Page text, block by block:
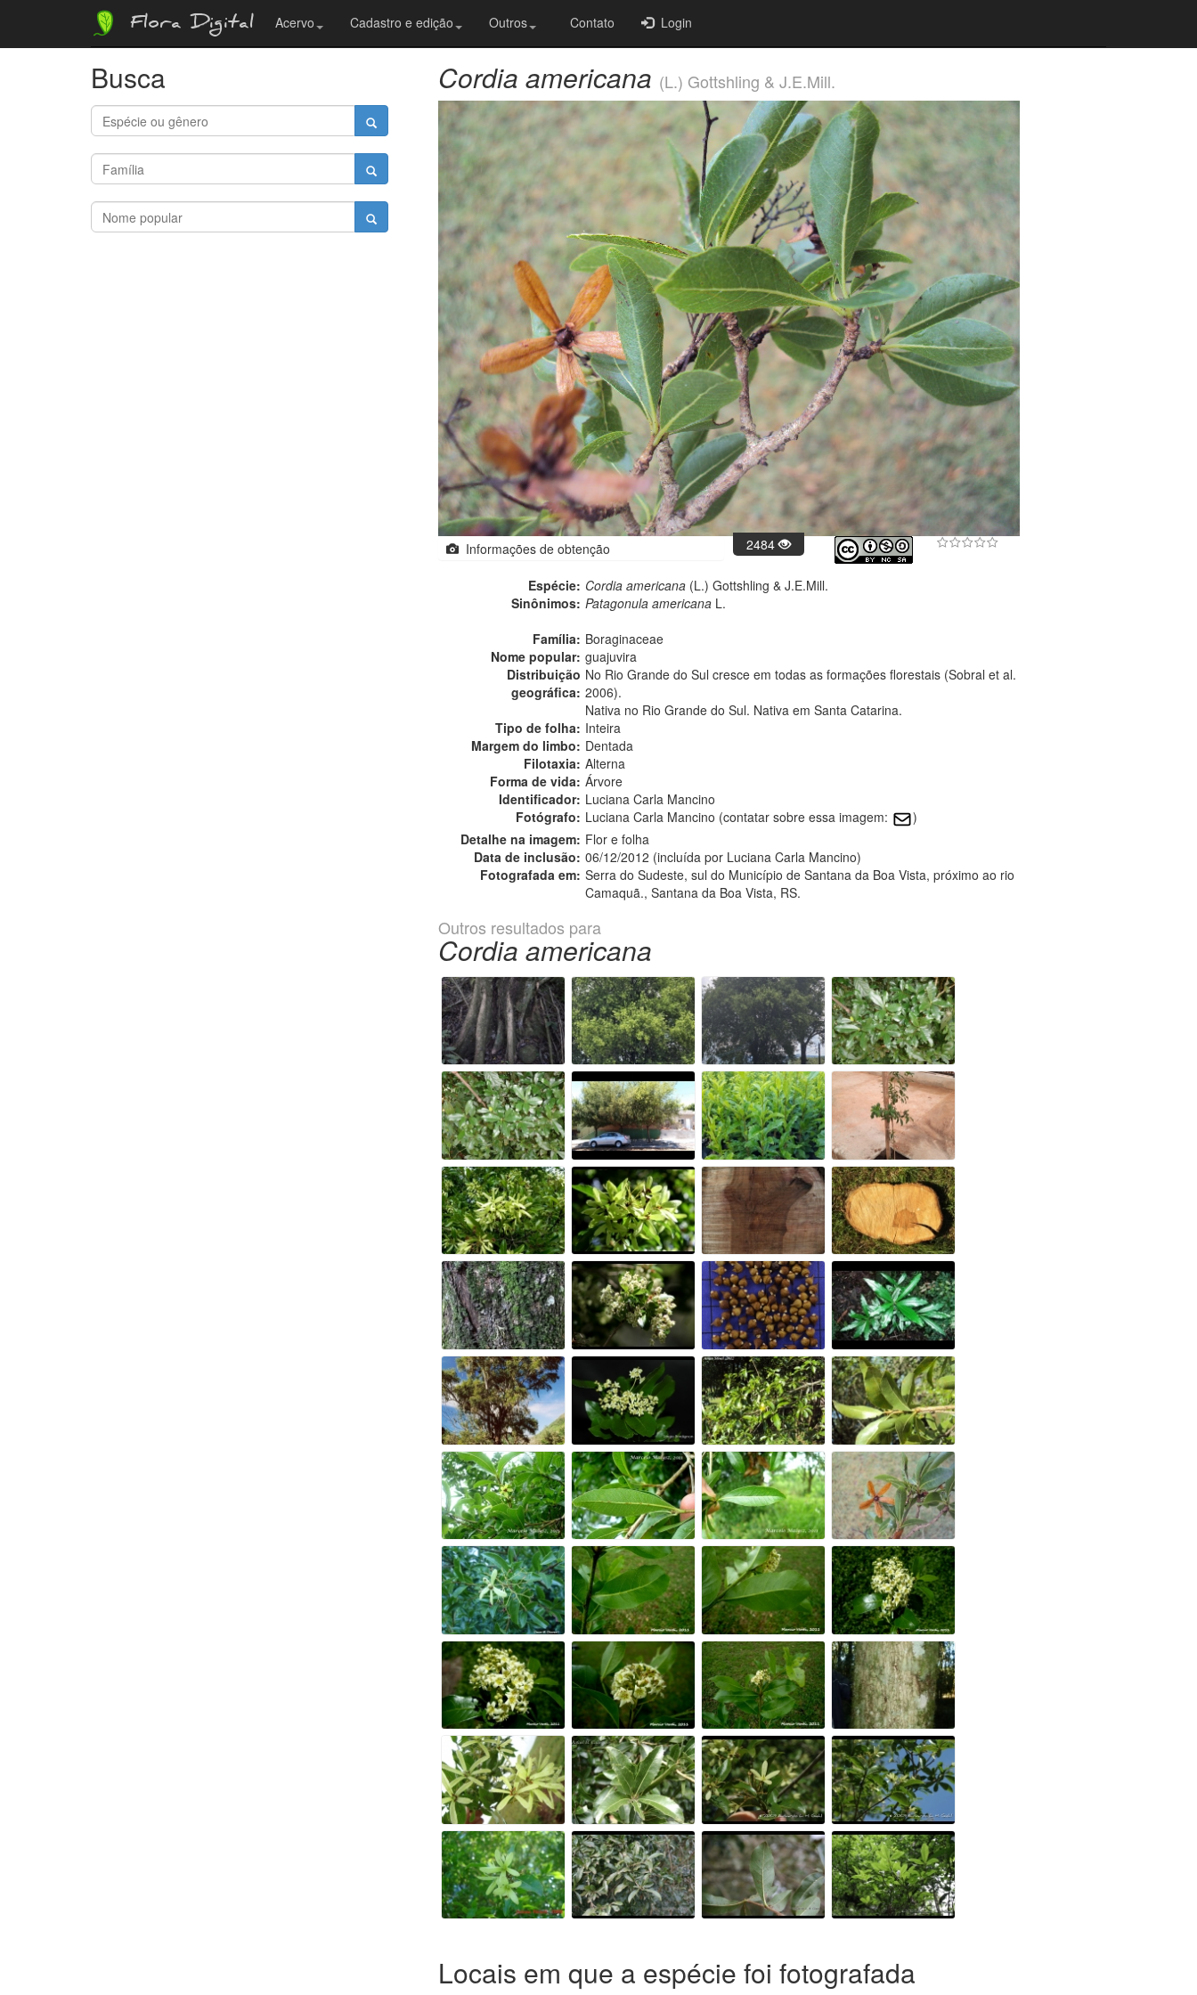
Flora Digital Acervo Cadastro e edição Outros Contato Login
Busca Cordia americana (L.) Gottshling & J.E.Mill.
Informações de obtenção 2484
Espécie: Cordia americana (L.) Gottshling & J.E.Mill.
Sinônimos: Patagonula americana L.
Família: Boraginaceae
Nome popular: guajuvira
Distribuição
geográfica:
No Rio Grande do Sul cresce em todas as formações florestais (Sobral et al.
2006).
Nativa no Rio Grande do Sul. Nativa em Santa Catarina.
Tipo de folha: Inteira
Margem do limbo: Dentada
Filotaxia: Alterna
Forma de vida: Árvore
Identificador: Luciana Carla Mancino
Fotógrafo: Luciana Carla Mancino (contatar sobre essa imagem:
)
Detalhe na imagem: Flor e folha
Data de inclusão: 06/12/2012 (incluída por Luciana Carla Mancino)
Fotografada em: Serra do Sudeste, sul do Município de Santana da Boa Vista, próximo ao rio
Camaquã., Santana da Boa Vista, RS.
Outros resultados para
Cordia americana
Locais em que a espécie foi fotografada